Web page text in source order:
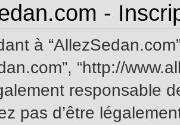
-
à
“http://
responsable
pas d’être